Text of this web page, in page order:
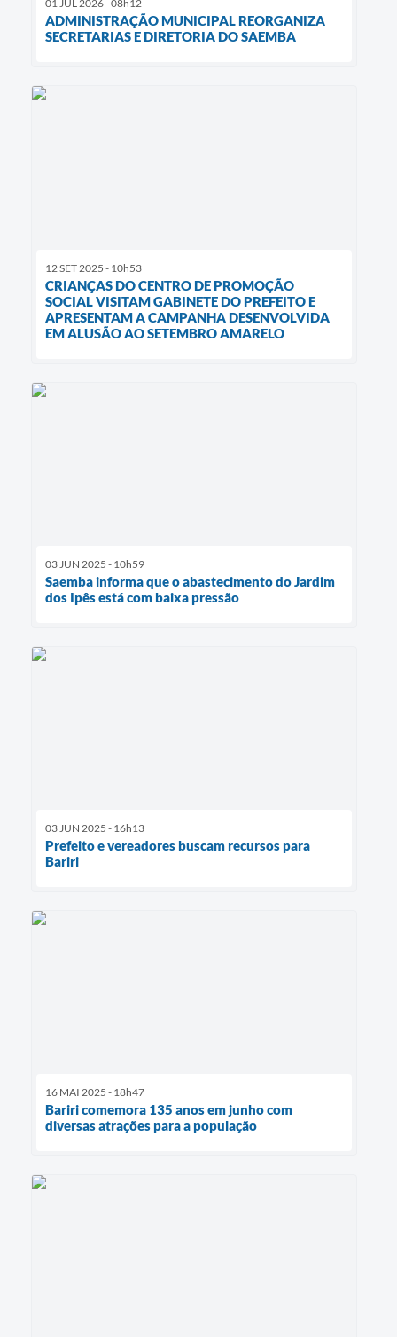
01 JUL 2026 - 08h12
ADMINISTRAÇÃO MUNICIPAL REORGANIZA
SECRETARIAS E DIRETORIA DO SAEMBA
12 SET 2025 - 10h53
CRIANÇAS DO CENTRO DE PROMOÇÃO
SOCIAL VISITAM GABINETE DO PREFEITO E
APRESENTAM A CAMPANHA DESENVOLVIDA
EM ALUSÃO AO SETEMBRO AMARELO
03 JUN 2025 - 10h59
Saemba informa que o abastecimento do Jardim
dos Ipês está com baixa pressão
03 JUN 2025 - 16h13
Prefeito e vereadores buscam recursos para
Bariri
16 MAI 2025 - 18h47
Bariri comemora 135 anos em junho com
diversas atrações para a população